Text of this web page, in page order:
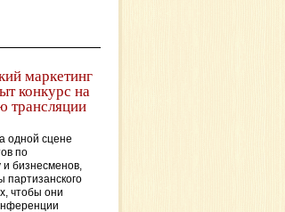
маркетинг
конкурс на
трансляции
одной сцене
по
бизнесменов,
партизанского
чтобы они